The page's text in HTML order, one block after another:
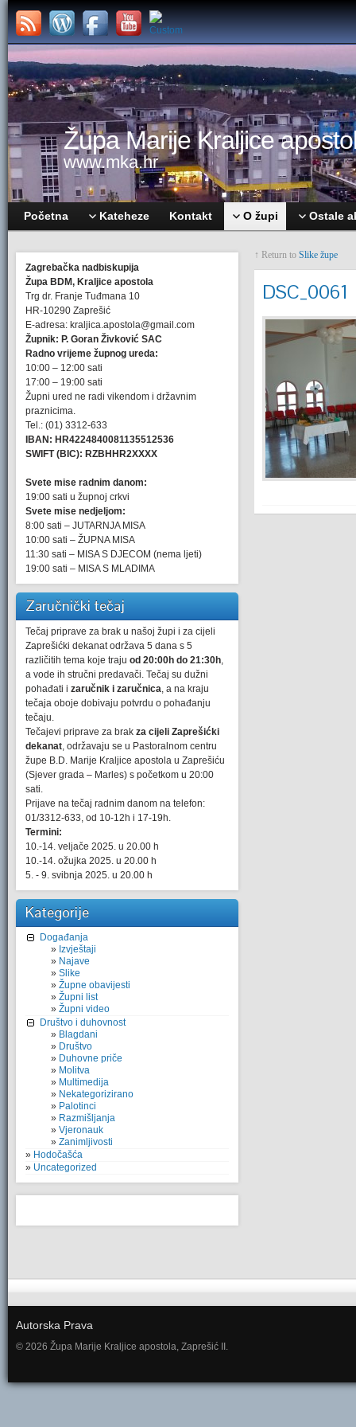
Župa Marije Kraljice
www.mka.hr
Početna Kateheze Kontakt O župi Ostale
Zagrebačka nadbiskupija
Župa BDM, Kraljice apostola
Trg dr. Franje Tuđmana 10
HR-10290 Zaprešić
E-adresa: kraljica.apostola@gmail.com
Župnik: P. Goran Živković SAC
Radno vrijeme župnog ureda:
10:00 – 12:00 sati
17:00 – 19:00 sati
Župni ured ne radi vikendom i državnim
praznicima.
Tel.: (01) 3312-633
IBAN: HR4224840081135512536
SWIFT (BIC): RZBHHR2XXXX
Svete mise radnim danom:
19:00 sati u župnoj crkvi
Svete mise nedjeljom:
8:00 sati – JUTARNJA MISA
10:00 sati – ŽUPNA MISA
11:30 sati – MISA S DJECOM (nema ljeti)
19:00 sati – MISA S MLADIMA
Zaručnički tečaj
Tečaj priprave za brak u našoj župi i za cijeli
Zaprešićki dekanat održava 5 dana s 5
različitih tema koje traju od 20:00h do 21:30h,
a vode ih stručni predavači. Tečaj su dužni
pohađati i zaručnik i zaručnica, a na kraju
tečaja oboje dobivaju potvrdu o pohađanju
tečaju.
Tečajevi priprave za brak za cijeli Zaprešićki
dekanat, održavaju se u Pastoralnom centru
župe B.D. Marije Kraljice apostola u Zaprešiću
(Sjever grada – Marles) s početkom u 20:00
sati.
Prijave na tečaj radnim danom na telefon:
01/3312-633, od 10-12h i 17-19h.
Termini:
10.-14. veljače 2025. u 20.00 h
10.-14. ožujka 2025. u 20.00 h
5. - 9. svibnja 2025. u 20.00 h
Kategorije
Događanja
Izvještaji
Najave
Slike
Župne obavijesti
Župni list
Župni video
Društvo i duhovnost
Blagdani
Društvo
Duhovne priče
Molitva
Multimedija
Nekategorizirano
Palotinci
Razmišljanja
Vjeronauk
Zanimljivosti
Hodočašća
Uncategorized
↑ Return to Slike župe
DSC_0061
Autorska Prava
© 2026 Župa Marije Kraljice apostola, Zaprešić II.